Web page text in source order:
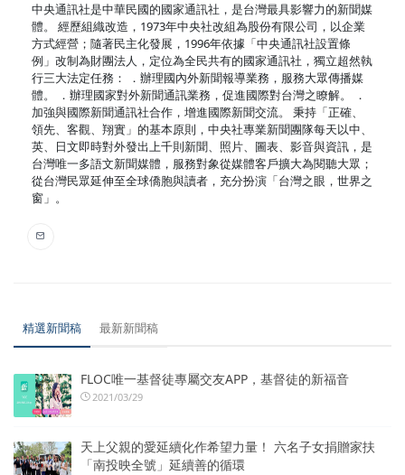
中央通訊社是中華民國的國家通訊社，是台灣最具影響力的新聞媒
體。 經歷組織改造，1973年中央社改組為股份有限公司，以企業
方式經營；隨著民主化發展，1996年依據「中央通訊社設置條
例」改制為財團法人，定位為全民共有的國家通訊社，獨立超然執
行三大法定任務： ．辦理國內外新聞報導業務，服務大眾傳播媒
體。 ．辦理國家對外新聞通訊業務，促進國際對台灣之瞭解。 ．
加強與國際新聞通訊社合作，增進國際新聞交流。 秉持「正確、
領先、客觀、翔實」的基本原則，中央社專業新聞團隊每天以中、
英、日文即時對外發出上千則新聞、照片、圖表、影音與資訊，是
台灣唯一多語文新聞媒體，服務對象從媒體客戶擴大為閱聽大眾；
從台灣民眾延伸至全球僑胞與讀者，充分扮演「台灣之眼，世界之
窗」。
精選新聞稿 最新新聞稿
FLOC唯一基督徒專屬交友APP，基督徒的新福音
2021/03/29
天上父親的愛延續化作希望力量！ 六名子女捐贈家扶
「南投映全號」延續善的循環